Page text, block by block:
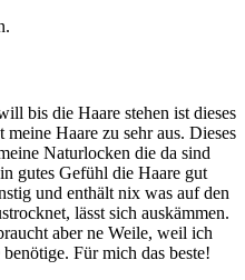
bis die Haare stehen ist dieses
Haare zu sehr aus. Dieses
Naturlocken die da sind
gutes Gefühl die Haare gut
und enthält nix was auf den
lässt sich auskämmen.
aber ne Weile, weil ich
Für mich das beste!